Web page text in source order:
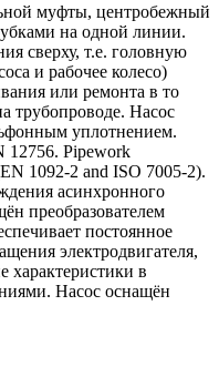
муфты, центробежный
на одной линии.
сверху, т.е. головную
и рабочее колесо)
или ремонта в то
трубопроводе. Насос
уплотнением.
12756. Pipework
1092-2 and ISO 7005-2).
асинхронного
преобразователем
постоянное
электродвигателя,
характеристики в
Насос оснащён